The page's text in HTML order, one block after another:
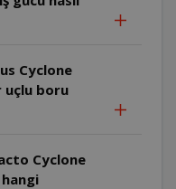
Cyclone
uçlu boru
Cyclone